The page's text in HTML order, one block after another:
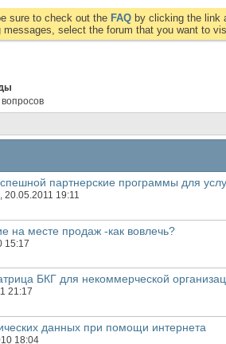
sure to check out the FAQ by clicking the link
messages, select the forum that you want to
партнерские программы для
, 20.05.2011 19:11
на месте продаж -как вовлечь?
15:17
БКГ для некоммерческой
21:17
данных при помощи интернета
18:04